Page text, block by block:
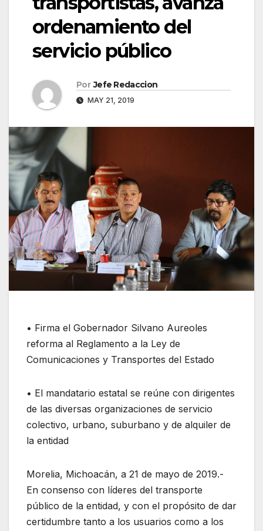
ordenamiento del
servicio público
Por Jefe Redaccion
MAY 21, 2019
• Firma el Gobernador Silvano Aureoles
reforma al Reglamento a la Ley de
Comunicaciones y Transportes del Estado
• El mandatario estatal se reúne con dirigentes
de las diversas organizaciones de servicio
colectivo, urbano, suburbano y de alquiler de
la entidad
Morelia, Michoacán, a 21 de mayo de 2019.-
En consenso con líderes del transporte
público de la entidad, y con el propósito de dar
certidumbre tanto a los usuarios como a los